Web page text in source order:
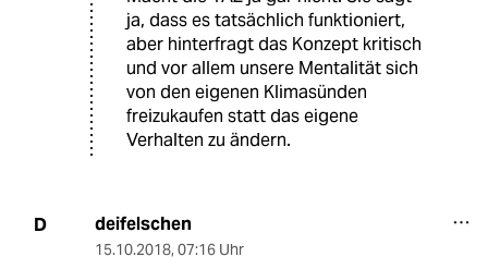
ja, dass es tatsächlich funktioniert,
aber hinterfragt das Konzept kritisch
und vor allem unsere Mentalität sich
von den eigenen Klimasünden
freizukaufen statt das eigene
Verhalten zu ändern.
D deifelschen
15.10.2018, 07:16 Uhr